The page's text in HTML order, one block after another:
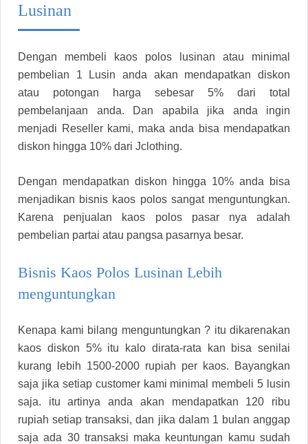
Lusinan
Dengan membeli kaos polos lusinan atau minimal
pembelian 1 Lusin anda akan mendapatkan diskon
atau potongan harga sebesar 5% dari total
pembelanjaan anda. Dan apabila jika anda ingin
menjadi Reseller kami, maka anda bisa mendapatkan
diskon hingga 10% dari Jclothing.
Dengan mendapatkan diskon hingga 10% anda bisa
menjadikan bisnis kaos polos sangat menguntungkan.
Karena penjualan kaos polos pasar nya adalah
pembelian partai atau pangsa pasarnya besar.
Bisnis Kaos Polos Lusinan Lebih
menguntungkan
Kenapa kami bilang menguntungkan ? itu dikarenakan
kaos diskon 5% itu kalo dirata-rata kan bisa senilai
kurang lebih 1500-2000 rupiah per kaos. Bayangkan
saja jika setiap customer kami minimal membeli 5 lusin
saja. itu artinya anda akan mendapatkan 120 ribu
rupiah setiap transaksi, dan jika dalam 1 bulan anggap
saja ada 30 transaksi maka keuntungan kamu sudah